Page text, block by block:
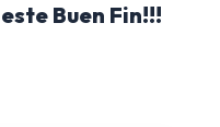
Buen Fin!!!